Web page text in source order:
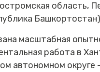
область,
масштабная
работа в
автономном округе